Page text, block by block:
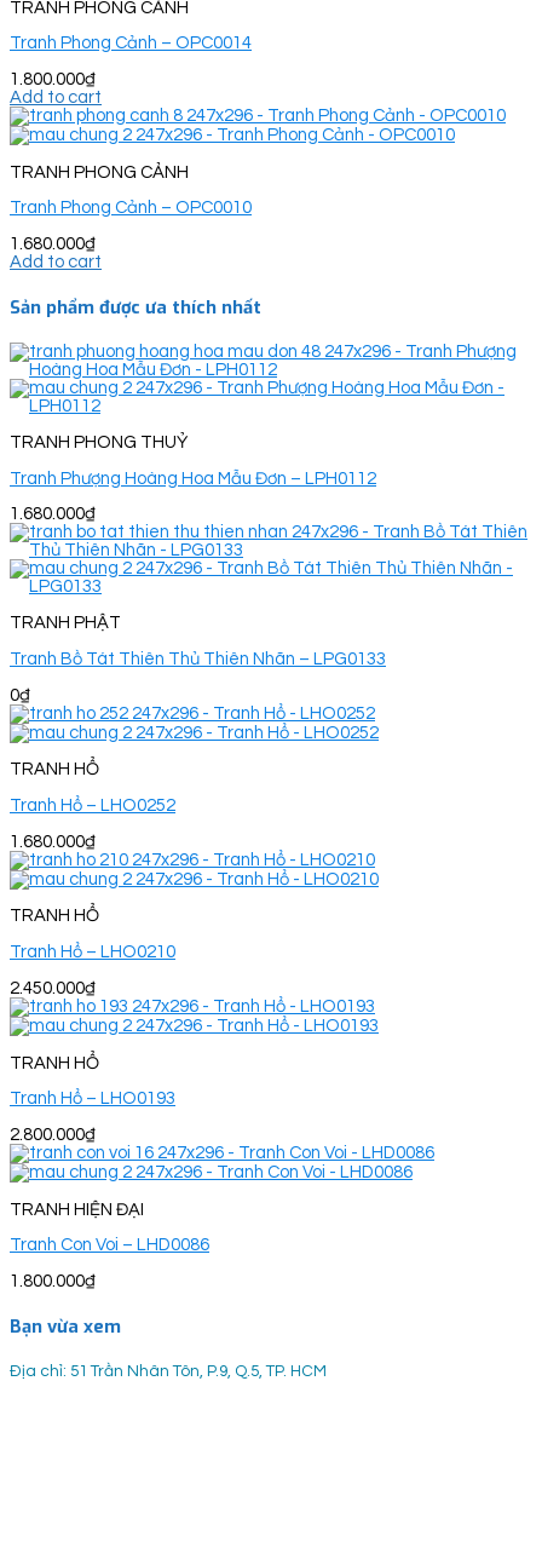
TRANH PHONG CẢNH
Tranh Phong Cảnh – OPC0014
1.800.000₫
Add to cart
TRANH PHONG CẢNH
Tranh Phong Cảnh – OPC0010
1.680.000₫
Add to cart
Sản phẩm được ưa thích nhất
TRANH PHONG THUỶ
Tranh Phượng Hoàng Hoa Mẫu Đơn – LPH0112
1.680.000₫
TRANH PHẬT
Tranh Bồ Tát Thiên Thủ Thiên Nhãn – LPG0133
0₫
TRANH HỔ
Tranh Hổ – LHO0252
1.680.000₫
TRANH HỔ
Tranh Hổ – LHO0210
2.450.000₫
TRANH HỔ
Tranh Hổ – LHO0193
2.800.000₫
TRANH HIỆN ĐẠI
Tranh Con Voi – LHD0086
1.800.000₫
Bạn vừa xem
Địa chỉ: 51 Trần Nhân Tôn, P.9, Q.5, TP. HCM